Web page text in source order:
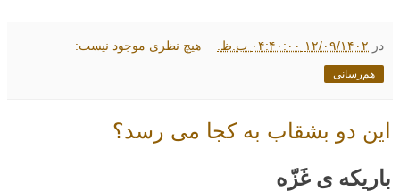
در ۱۲/۰۹/۱۴۰۲ ۰۴:۴۰:۰۰ ب.ظ. هیچ نظری موجود نیست:
هم‌رسانی
این دو بشقاب به کجا می رسد؟
باریکه ی غَزّه